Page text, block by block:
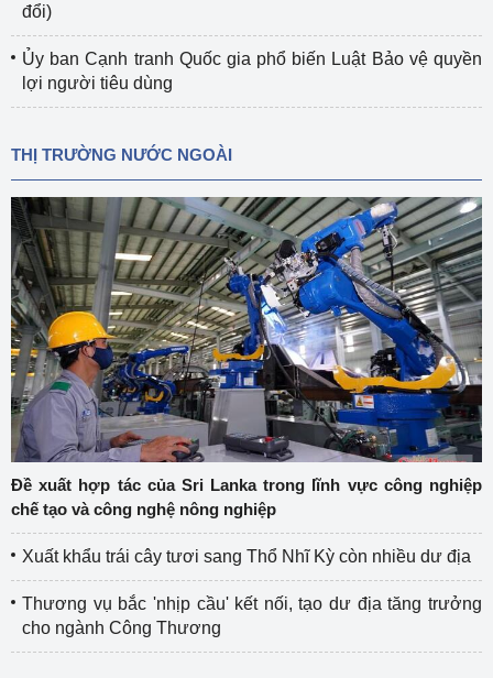
đổi)
Ủy ban Cạnh tranh Quốc gia phổ biến Luật Bảo vệ quyền
lợi người tiêu dùng
THỊ TRƯỜNG NƯỚC NGOÀI
Đề xuất hợp tác của Sri Lanka trong lĩnh vực công nghiệp
chế tạo và công nghệ nông nghiệp
Xuất khẩu trái cây tươi sang Thổ Nhĩ Kỳ còn nhiều dư địa
Thương vụ bắc 'nhịp cầu' kết nối, tạo dư địa tăng trưởng
cho ngành Công Thương